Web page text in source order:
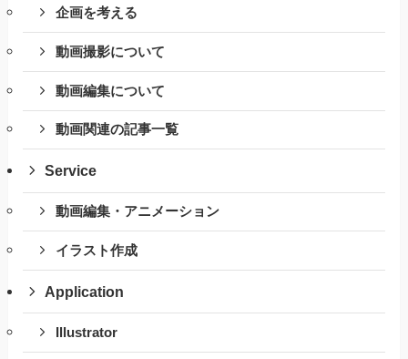
企画を考える
動画撮影について
動画編集について
動画関連の記事一覧
Service
動画編集・アニメーション
イラスト作成
Application
Illustrator